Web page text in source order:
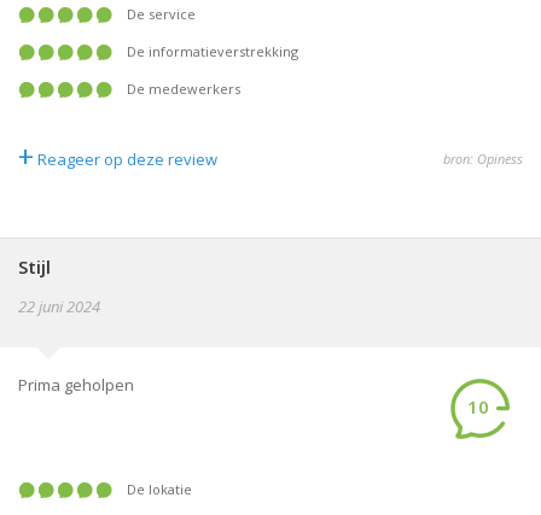
De service
De informatieverstrekking
De medewerkers
+ Reageer op deze review bron: Opiness
Stijl
22 juni 2024
Prima geholpen
10
De lokatie